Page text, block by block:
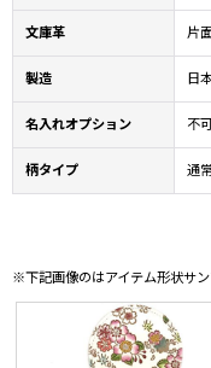
文庫革 片
製造 日
名入れオプション 不
柄タイプ 通
※下記画像のはアイテム形状サン